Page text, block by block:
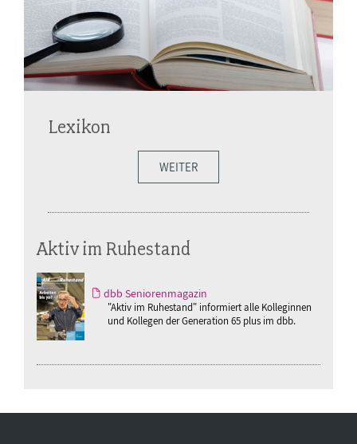
Lexikon
WEITER
Aktiv im Ruhestand
dbb Seniorenmagazin
"Aktiv im Ruhestand" informiert alle Kolleginnen
und Kollegen der Generation 65 plus im dbb.